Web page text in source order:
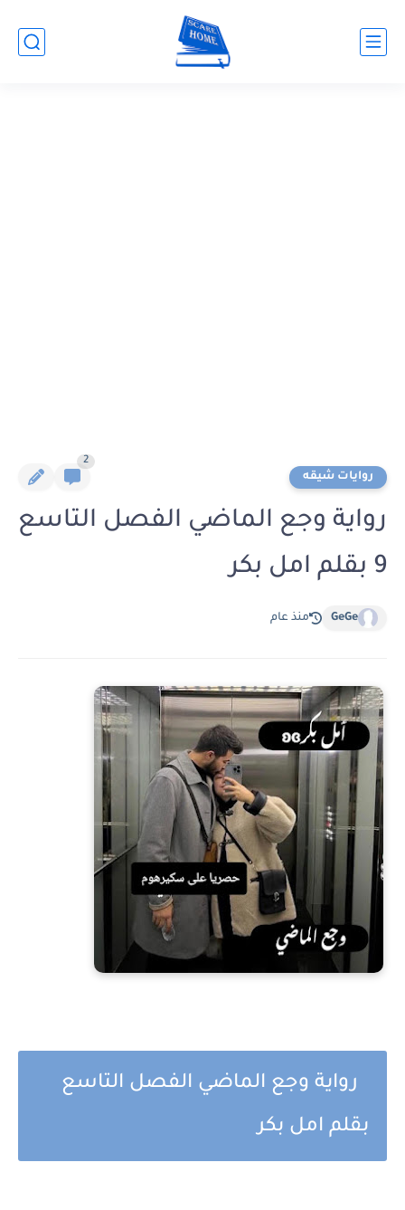
روايات شيقه
2
رواية وجع الماضي الفصل التاسع
9 بقلم امل بكر
GeGe منذ عام
رواية وجع الماضي الفصل التاسع
بقلم امل بكر